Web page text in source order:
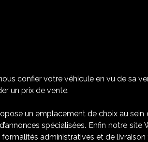
confier votre véhicule en vu de sa
un prix de vente.
un emplacement de choix au
spécialisées. Enfin notre
administratives et de livraison